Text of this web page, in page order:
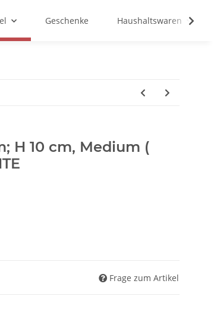
Geschenke Haushaltswaren
H 10 cm, Medium (
Frage zum Artikel